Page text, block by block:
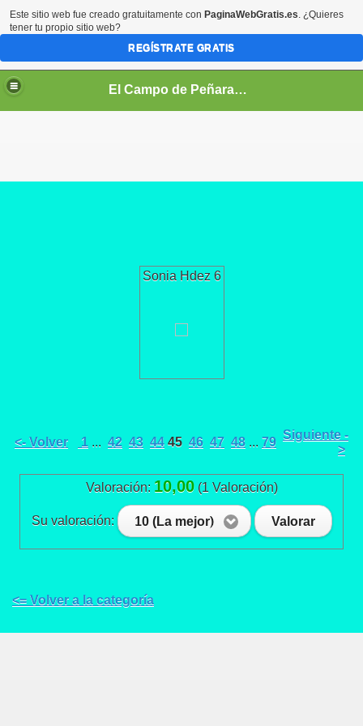
El Campo de Peñaranda (Salamanca)
Sonia Hdez 6
<- Volver 1 ... 42 43 44 45 46 47 48 ... 79
Siguiente -
>
Valoración: 10,00(1 Valoración)
Su valoración: 10 (La mejor) Valorar
<= Volver a la categoría
Este sitio web fue creado gratuitamente con PaginaWebGratis.es. ¿Quieres
tener tu propio sitio web?
REGÍSTRATE GRATIS